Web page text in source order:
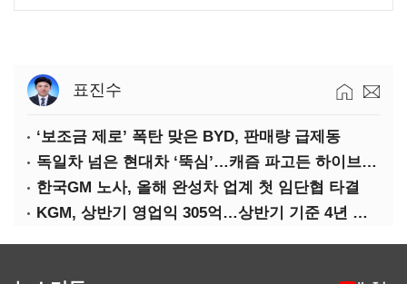
표진수
‘보조금 제로’ 폭탄 맞은 BYD, 판매량 급제동
독일차 넘은 현대차 ‘뚝심’…캐즘 파고든 하이브리드 역전극
한국GM 노사, 올해 완성차 업계 첫 임단협 타결
KGM, 상반기 영업익 305억…상반기 기준 4년 연속 흑자